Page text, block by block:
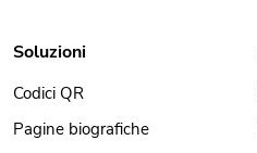
Soluzioni
Codici QR
Pagine biografiche